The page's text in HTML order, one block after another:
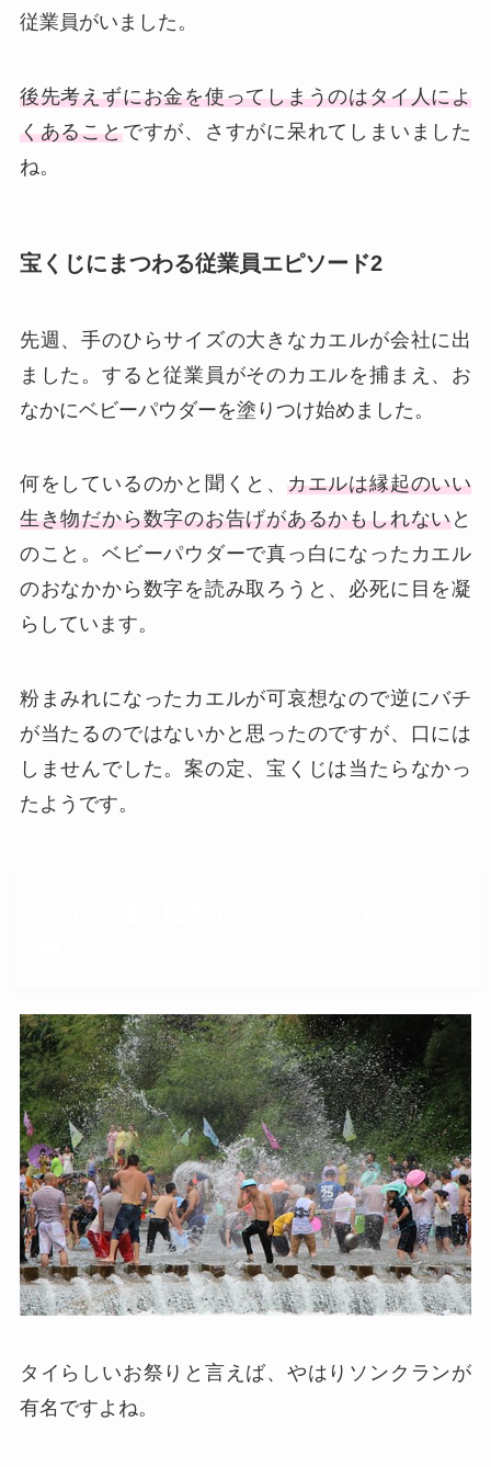
従業員がいました。
後先考えずにお金を使ってしまうのはタイ人によ
くあることですが、さすがに呆れてしまいました
ね。
宝くじにまつわる従業員エピソード2
先週、手のひらサイズの大きなカエルが会社に出
ました。すると従業員がそのカエルを捕まえ、お
なかにベビーパウダーを塗りつけ始めました。
何をしているのかと聞くと、 カエルは縁起のいい
生き物だから数字のお告げがあるかもしれないと
のこと。ベビーパウダーで真っ白になったカエル
のおなかから数字を読み取ろうと、必死に目を凝
らしています。
粉まみれになったカエルが可哀想なので逆にバチ
が当たるのではないかと思ったのですが、口には
しませんでした。案の定、宝くじは当たらなかっ
たようです。
タイらしいお祭りと言えば、やはりソンクランが
有名ですよね。